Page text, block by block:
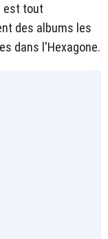
est tout
des albums les
dans l'Hexagone.